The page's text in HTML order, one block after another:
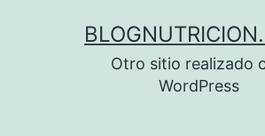
Otro sitio realizado
WordPress